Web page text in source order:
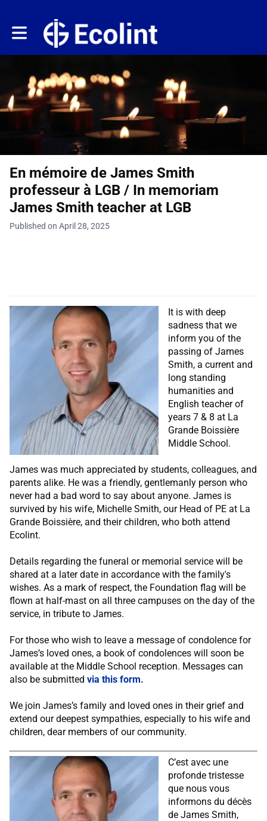
Toggle main navigation
En mémoire de James Smith
professeur à LGB / In memoriam
James Smith teacher at LGB
Published on April 28, 2025
It is with deep
sadness that we
inform you of the
passing of James
Smith, a current and
long standing
humanities and
English teacher of
years 7 & 8 at La
Grande Boissière
Middle School.
James was much appreciated by students, colleagues, and
parents alike. He was a friendly, gentlemanly person who
never had a bad word to say about anyone. James is
survived by his wife, Michelle Smith, our Head of PE at La
Grande Boissière, and their children, who both attend
Ecolint.
Details regarding the funeral or memorial service will be
shared at a later date in accordance with the family's
wishes. As a mark of respect, the Foundation flag will be
flown at half-mast on all three campuses on the day of the
service, in tribute to James.
For those who wish to leave a message of condolence for
James’s loved ones, a book of condolences will soon be
available at the Middle School reception. Messages can
also be submitted via this form.
We join James’s family and loved ones in their grief and
extend our deepest sympathies, especially to his wife and
children, dear members of our community.
C’est avec une
profonde tristesse
que nous vous
informons du décès
de James Smith,